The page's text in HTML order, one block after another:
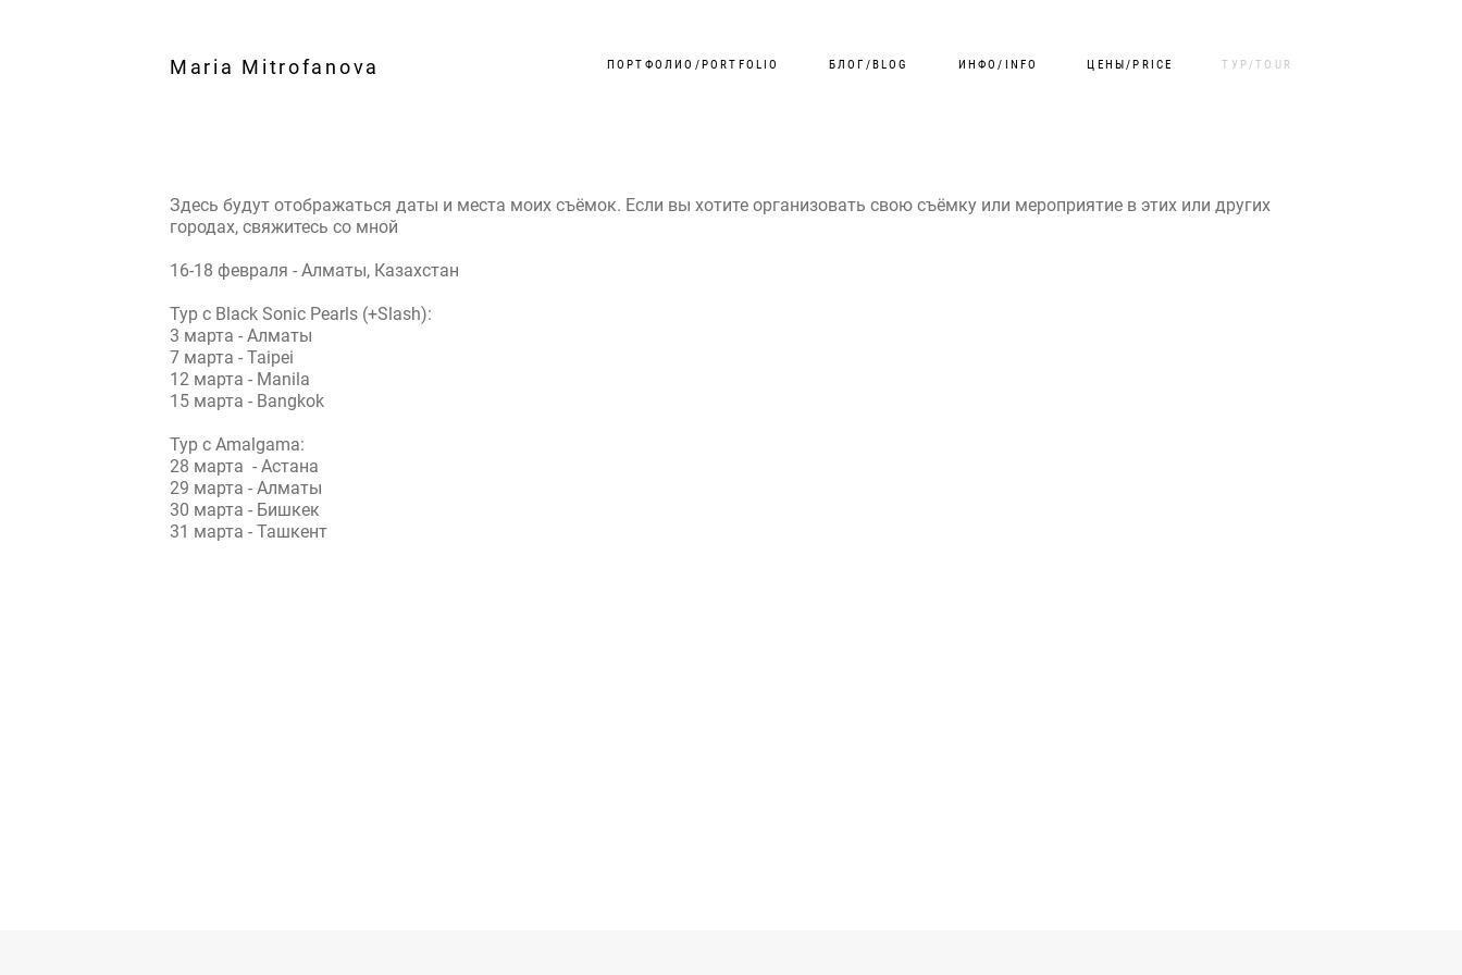
Maria Mitrofanova ПОРТФОЛИО/PORTFOLIO БЛОГ/BLOG ИНФО/INFO ЦЕНЫ/PRICE ТУР/TOUR
Здесь будут отображаться даты и места моих съёмок. Если вы хотите организовать свою съёмку или мероприятие в этих или других
городах, свяжитесь со мной
16-18 февраля - Алматы, Казахстан
Тур с Black Sonic Pearls (+Slash):
3 марта - Алматы
7 марта - Taipei
12 марта - Manila
15 марта - Bangkok
Тур с Amalgama:
28 марта - Астана
29 марта - Алматы
30 марта - Бишкек
31 марта - Ташкент